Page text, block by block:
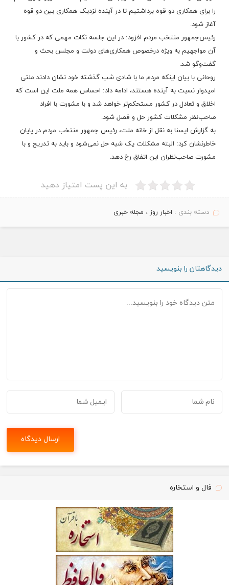
را برای همکاری دو قوه برداشتیم تا در آینده نزدیک همکاری بین دو قوه
آغاز شود.
رئیس‌جمهور منتخب مردم افزود: در این جلسه نکات مهمی که در کشور با
آن مواجهیم به ویژه درخصوص همکاری‌های دولت و مجلس بحث و
گفت‌وگو شد.
روحانی با بیان اینکه مردم ما با شادی شب گذشته خود نشان دادند ملتی
امیدوار نسبت به آینده هستند، ادامه داد: احساس همه ملت این است که
اخلاق و تعادل در کشور مستحکم‌تر خواهد شد و با مشورت با افراد
صاحب‌نظر مشکلات کشور حل و فصل شود.
به گزارش ایسنا به نقل از خانه ملت، رئیس جمهور منتخب مردم در پایان
خاطرنشان کرد: البته مشکلات یک شبه حل نمی‌شود و باید به تدریج و با
مشورت صاحب‌نظران این اتفاق رخ دهد.
به این پست امتیاز دهید
دسته بندی : اخبار روز ، مجله خبری
دیدگاهتان را بنویسید
فال و استخاره